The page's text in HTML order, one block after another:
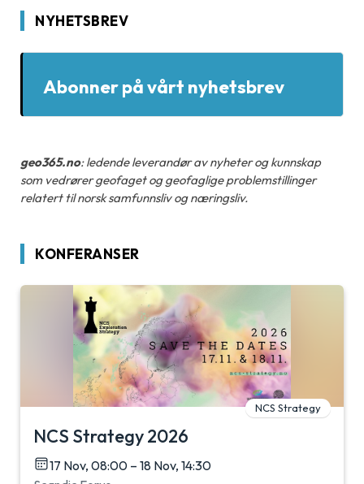
NYHETSBREV
Abonner på vårt nyhetsbrev
geo365.no: ledende leverandør av nyheter og kunnskap
som vedrører geofaget og geofaglige problemstillinger
relatert til norsk samfunnsliv og næringsliv.
KONFERANSER
NCS Strategy
NCS Strategy 2026
17 Nov, 08:00 – 18 Nov, 14:30